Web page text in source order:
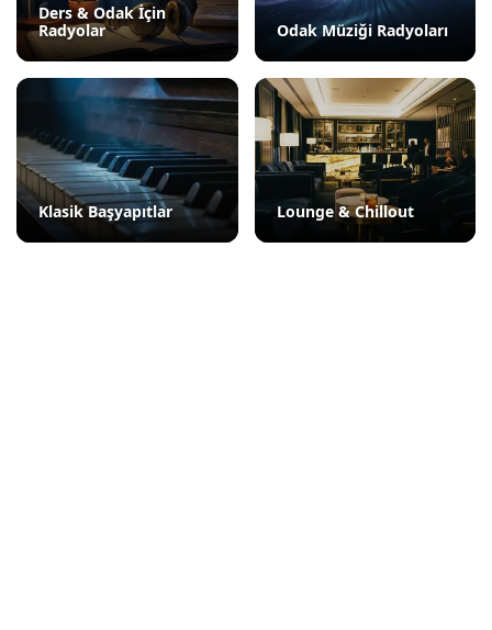
Ders & Odak İçin
Radyolar
Odak Müziği Radyoları
Klasik Başyapıtlar Lounge & Chillout